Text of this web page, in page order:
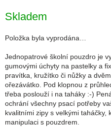
Skladem
Položka byla vyprodána…
Jednopatrové školní pouzdro je
gumovými úchyty na pastelky a
pravítka, kružítko či nůžky a
ořezávátko. Pod klopnou z
třeba poslouží i na taháky :-)
ochrání všechny psací potřeby
kvalitními zipy s velkými taháčky,
manipulaci s pouzdrem.